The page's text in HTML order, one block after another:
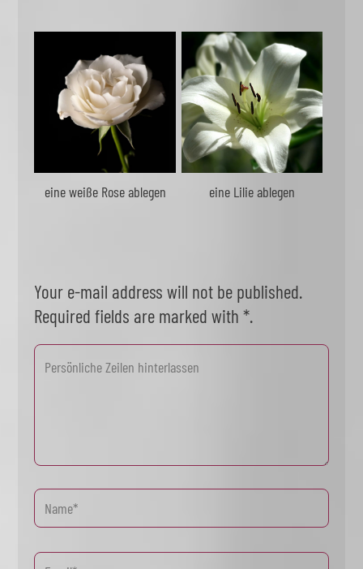
eine weiße Rose ablegen eine Lilie ablegen
Your e-mail address will not be published.
Required fields are marked with *.